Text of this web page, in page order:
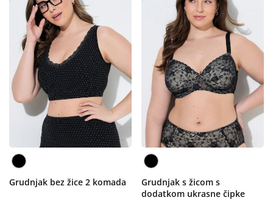
Grudnjak bez žice 2 komada
Grudnjak s žicom s
dodatkom ukrasne čipke